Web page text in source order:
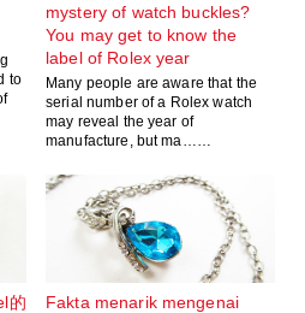
to
mystery of watch buckles?
You may get to know the
label of Rolex year
Many people are aware that the
serial number of a Rolex watch
may reveal the year of
manufacture, but ma……
的
Fakta menarik mengenai